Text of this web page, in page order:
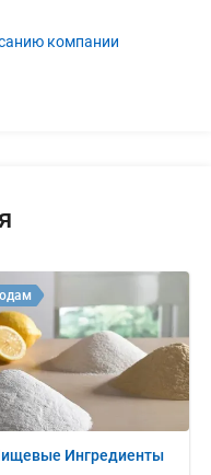
компании
Ингредиенты